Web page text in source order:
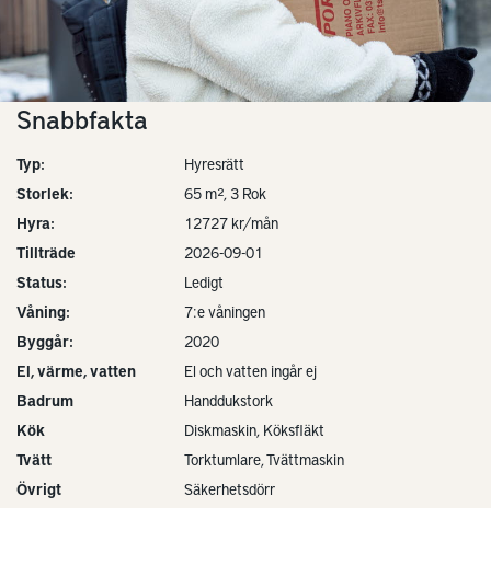
Snabbfakta
Typ:
Hyresrätt
Storlek:
65 m², 3 Rok
Hyra:
12727 kr/mån
Tillträde
2026-09-01
Status:
Ledigt
Våning:
7:e våningen
Byggår:
2020
El, värme, vatten
El och vatten ingår ej
Badrum
Handdukstork
Kök
Diskmaskin, Köksfläkt
Tvätt
Torktumlare, Tvättmaskin
Övrigt
Säkerhetsdörr